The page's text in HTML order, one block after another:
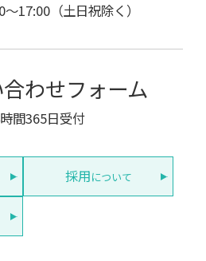
17:00（土日祝除く）
わせフォーム
間365日受付
採用について